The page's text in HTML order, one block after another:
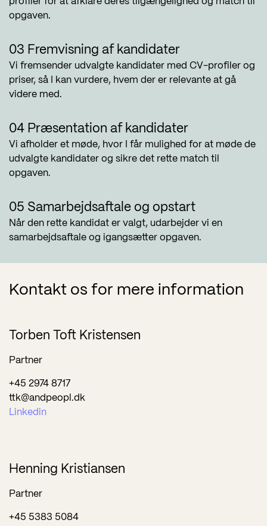
opgaven.
03 Fremvisning af kandidater
Vi fremsender udvalgte kandidater med CV-profiler og
priser, så I kan vurdere, hvem der er relevante at gå
videre med.
04 Præsentation af kandidater
Vi afholder et møde, hvor I får mulighed for at møde de
udvalgte kandidater og sikre det rette match til
opgaven.
05 Samarbejdsaftale og opstart
Når den rette kandidat er valgt, udarbejder vi en
samarbejdsaftale og igangsætter opgaven.
Kontakt os for mere information
Torben Toft Kristensen
Partner
+45 2974 8717
ttk@andpeopl.dk
Linkedin
Henning Kristiansen
Partner
+45 5383 5084